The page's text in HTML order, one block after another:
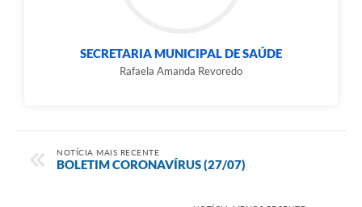
SECRETARIA MUNICIPAL DE SAÚDE
Rafaela Amanda Revoredo
NOTÍCIA MAIS RECENTE
BOLETIM CORONAVÍRUS (27/07)